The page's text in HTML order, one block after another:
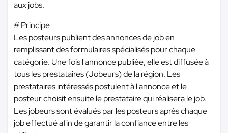
aux jobs.
# Principe
Les posteurs publient des annonces de job en
remplissant des formulaires spécialisés pour chaque
catégorie. Une fois l'annonce publiée, elle est diffusée à
tous les prestataires (Jobeurs) de la région. Les
prestataires intéressés postulent à l'annonce et le
posteur choisit ensuite le prestataire qui réalisera le job.
Les jobeurs sont évalués par les posteurs après chaque
job effectué afin de garantir la confiance entre les